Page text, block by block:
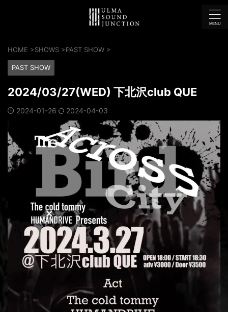
HOME >SHOWS >PAST SHOW >
PAST SHOW
2024/03/27(WED) 下北沢club QUE
2024-01-26 2024-04-03